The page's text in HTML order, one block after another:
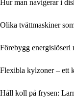
Hur man navigerar i
Olika tvättmaskiner
Förebygg energislöseri
Flexibla kylzoner – ett
Håll koll på frysen: